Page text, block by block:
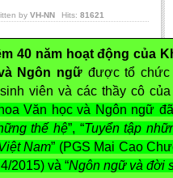
by VH-NN Hits: 81621
40 năm hoạt động của
Ngôn ngữ được tổ chức
viên và các thầy cô
Văn học và Ngôn ngữ
thế hệ”, “Tuyển tập
Nam” (PGS Mai Cao
2015) và “Ngôn ngữ và đời